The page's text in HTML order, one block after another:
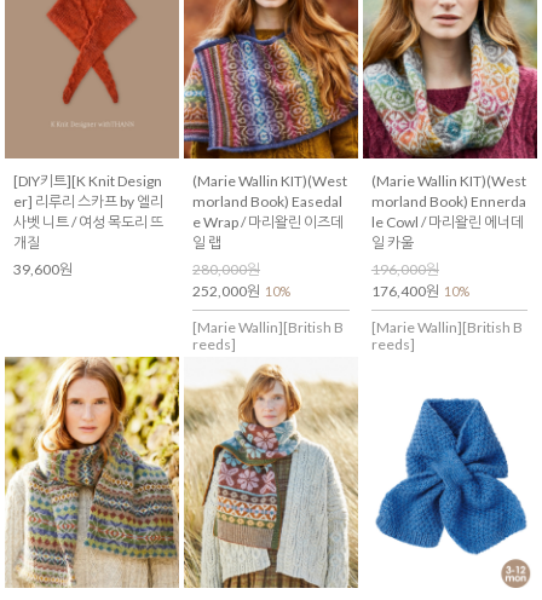
[DIY키트][K Knit Design
er] 리루리 스카프 by 엘리
사벳 니트 / 여성 목도리 뜨
개질
39,600원
(Marie Wallin KIT)(West
morland Book) Easedal
e Wrap / 마리왈린 이즈데
일 랩
280,000원
252,000원 10%
[Marie Wallin][British B
reeds]
(Marie Wallin KIT)(West
morland Book) Ennerda
le Cowl / 마리왈린 에너데
일 카울
196,000원
176,400원 10%
[Marie Wallin][British B
reeds]